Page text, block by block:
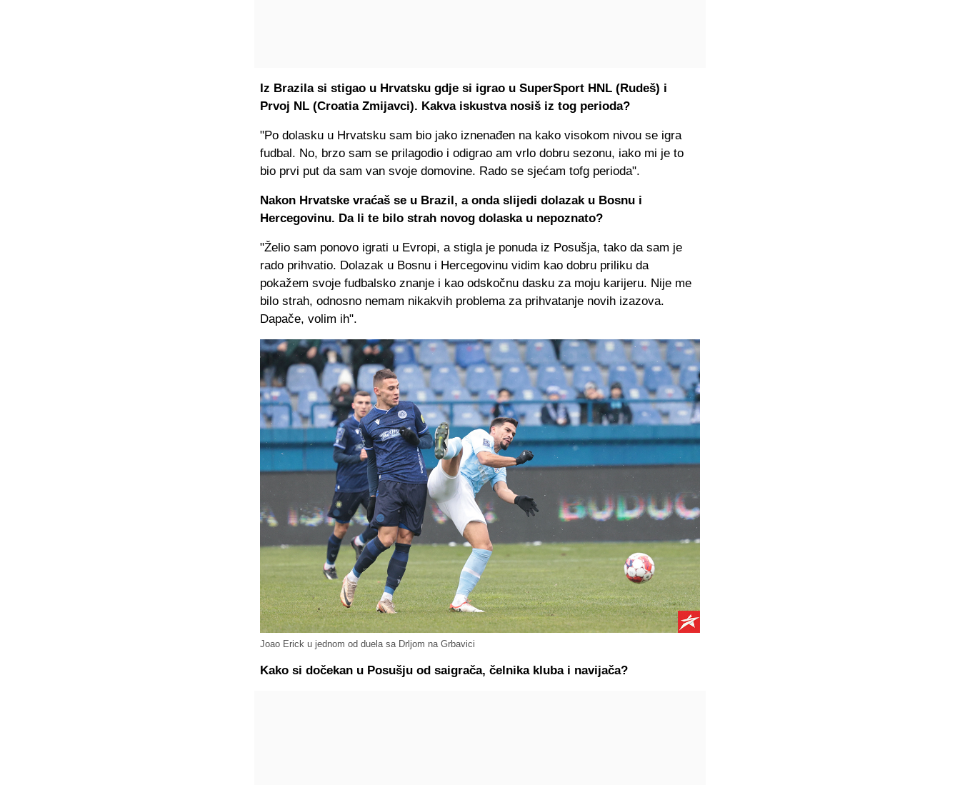
Iz Brazila si stigao u Hrvatsku gdje si igrao u SuperSport HNL (Rudeš) i
Prvoj NL (Croatia Zmijavci). Kakva iskustva nosiš iz tog perioda?
"Po dolasku u Hrvatsku sam bio jako iznenađen na kako visokom nivou se igra
fudbal. No, brzo sam se prilagodio i odigrao am vrlo dobru sezonu, iako mi je to
bio prvi put da sam van svoje domovine. Rado se sjećam tofg perioda".
Nakon Hrvatske vraćaš se u Brazil, a onda slijedi dolazak u Bosnu i
Hercegovinu. Da li te bilo strah novog dolaska u nepoznato?
"Želio sam ponovo igrati u Evropi, a stigla je ponuda iz Posušja, tako da sam je
rado prihvatio. Dolazak u Bosnu i Hercegovinu vidim kao dobru priliku da
pokažem svoje fudbalsko znanje i kao odskočnu dasku za moju karijeru. Nije me
bilo strah, odnosno nemam nikakvih problema za prihvatanje novih izazova.
Dapače, volim ih".
Joao Erick u jednom od duela sa Drljom na Grbavici
Kako si dočekan u Posušju od saigrača, čelnika kluba i navijača?